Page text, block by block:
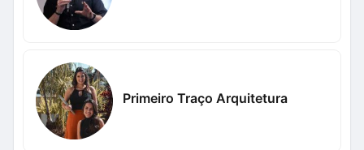
Primeiro Traço Arquitetura